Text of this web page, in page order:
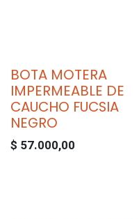
BOTA MOTERA
IMPERMEABLE DE
CAUCHO FUCSIA
NEGRO
$ 57.000,00